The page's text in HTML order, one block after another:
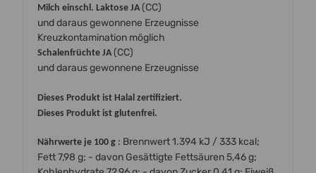
Milch einschl. Laktose JA(CC)
und daraus gewonnene Erzeugnisse
Kreuzkontamination möglich
Schalenfrüchte JA(CC)
und daraus gewonnene Erzeugnisse
Dieses Produkt ist Halal zertifiziert.
Dieses Produkt ist glutenfrei.
Nährwerte je 100 g : Brennwert 1.394 kJ / 333 kcal;
Fett 7,98 g; - davon Gesättigte Fettsäuren 5,46 g;